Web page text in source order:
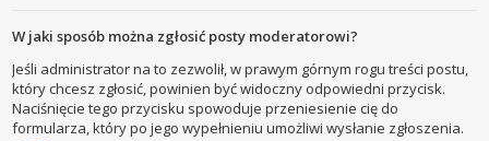
W jaki sposób można zgłosić posty moderatorowi?
Jeśli administrator na to zezwolił, w prawym górnym rogu treści postu,
który chcesz zgłosić, powinien być widoczny odpowiedni przycisk.
Naciśnięcie tego przycisku spowoduje przeniesienie cię do
formularza, który po jego wypełnieniu umożliwi wysłanie zgłoszenia.